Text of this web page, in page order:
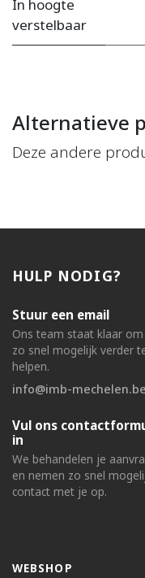
In hoogte
verstelbaar
Alternatieve
Deze andere
HULP NODIG?
Stuur een email
Ons team staat klaar
zo snel mogelijk verder
helpen.
info@imb-mechelen.be
Vul ons
in
We behandelen je
en nemen zo snel
contact met je op.
WEBSHOP